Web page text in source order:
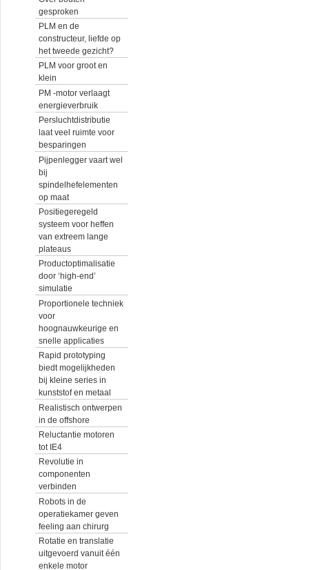
gesproken
PLM en de
constructeur, liefde op
het tweede gezicht?
PLM voor groot en
klein
PM -motor verlaagt
energieverbruik
Persluchtdistributie
laat veel ruimte voor
besparingen
Pijpenlegger vaart wel
bij
spindelhefelementen
op maat
Positiegeregeld
systeem voor heffen
van extreem lange
plateaus
Productoptimalisatie
door ‘high-end’
simulatie
Proportionele techniek
voor
hoognauwkeurige en
snelle applicaties
Rapid prototyping
biedt mogelijkheden
bij kleine series in
kunststof en metaal
Realistisch ontwerpen
in de offshore
Reluctantie motoren
tot IE4
Revolutie in
componenten
verbinden
Robots in de
operatiekamer geven
feeling aan chirurg
Rotatie en translatie
uitgevoerd vanuit één
enkele motor